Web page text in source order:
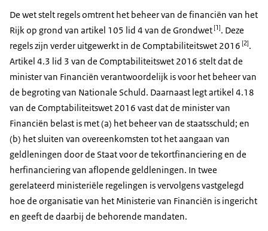
De wet stelt regels omtrent het beheer van de financiën van het
Rijk op grond van artikel 105 lid 4 van de Grondwet [1]. Deze
regels zijn verder uitgewerkt in de Comptabiliteitswet 2016 [2].
Artikel 4.3 lid 3 van de Comptabiliteitswet 2016 stelt dat de
minister van Financiën verantwoordelijk is voor het beheer van
de begroting van Nationale Schuld. Daarnaast legt artikel 4.18
van de Comptabiliteitswet 2016 vast dat de minister van
Financiën belast is met (a) het beheer van de staatsschuld; en
(b) het sluiten van overeenkomsten tot het aangaan van
geldleningen door de Staat voor de tekortfinanciering en de
herfinanciering van aflopende geldleningen. In twee
gerelateerd ministeriële regelingen is vervolgens vastgelegd
hoe de organisatie van het Ministerie van Financiën is ingericht
en geeft de daarbij de behorende mandaten.